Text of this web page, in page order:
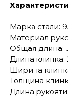
Марка стали:
Материал
Общая длина:
Длина клинка:
Ширина
Толщина
Длина